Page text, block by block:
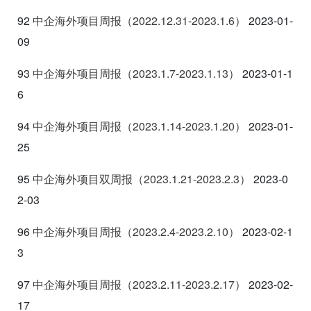
92 中企海外项目周报（2022.12.31-2023.1.6）
2023-01-
09
93 中企海外项目周报（2023.1.7-2023.1.13）
2023-01-1
6
94 中企海外项目周报（2023.1.14-2023.1.20）
2023-01-
25
95 中企海外项目双周报（2023.1.21-2023.2.3）
2023-0
2-03
96 中企海外项目周报（2023.2.4-2023.2.10）
2023-02-1
3
97 中企海外项目周报（2023.2.11-2023.2.17）
2023-02-
17